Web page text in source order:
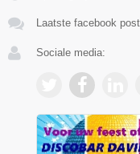
Laatste facebook
Sociale media: